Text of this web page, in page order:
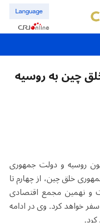
Language
چین به روسیه
روسیه و دولت جمهوری
خلق چین، از چهارم تا
و نهمین مجمع اقتصادی
خواهد کرد. وی در ادامه